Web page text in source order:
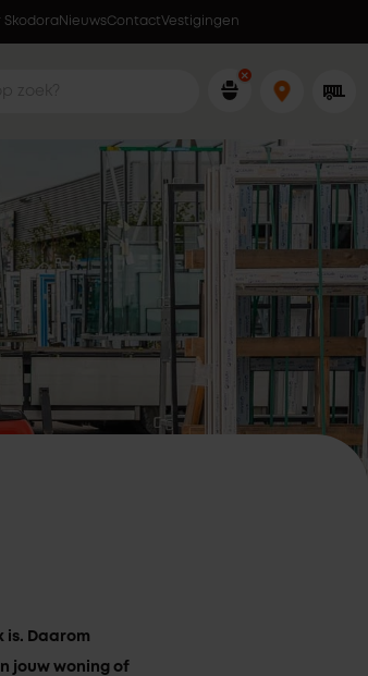
Ophalen wanneer jou dat uitkomt
Skodora NieuwsContactVestigingen
is. Daarom
jouw woning of